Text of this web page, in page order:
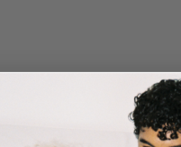
da 3
Calzini confezione da 4
Prezzo scontato